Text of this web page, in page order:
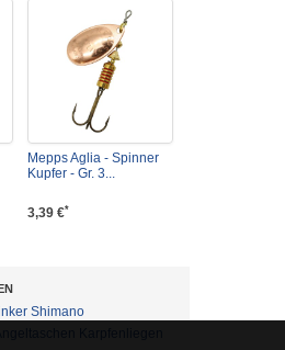
Mepps Aglia - Spinner
Kupfer - Gr. 3...
3,39 €*
Shimano